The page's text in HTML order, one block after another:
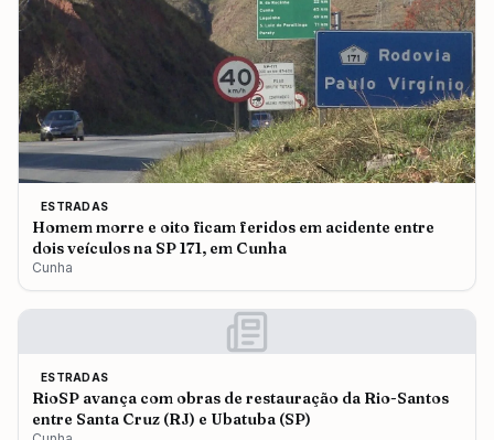
ESTRADAS
Homem morre e oito ficam feridos em acidente entre
dois veículos na SP 171, em Cunha
Cunha
ESTRADAS
RioSP avança com obras de restauração da Rio-Santos
entre Santa Cruz (RJ) e Ubatuba (SP)